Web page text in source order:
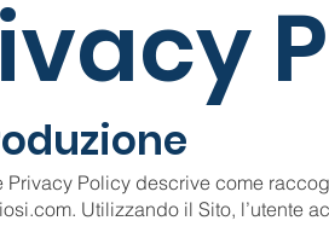
Privacy Policy descrive come
Utilizzando il Sito, l’utente